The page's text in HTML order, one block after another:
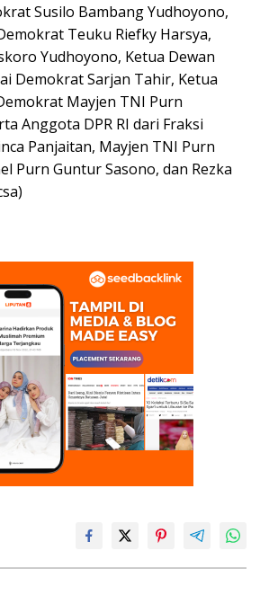
Susilo Bambang Yudhoyono,
Teuku Riefky Harsya,
Yudhoyono, Ketua Dewan
Demokrat Sarjan Tahir, Ketua
Mayjen TNI Purn
Anggota DPR RI dari Fraksi
Panjaitan, Mayjen TNI Purn
Purn Guntur Sasono, dan Rezka